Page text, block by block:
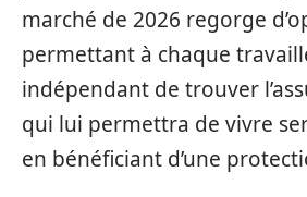
marché de 2026 regorge
permettant à chaque
indépendant de trouver
qui lui permettra de vivre
en bénéficiant d’une